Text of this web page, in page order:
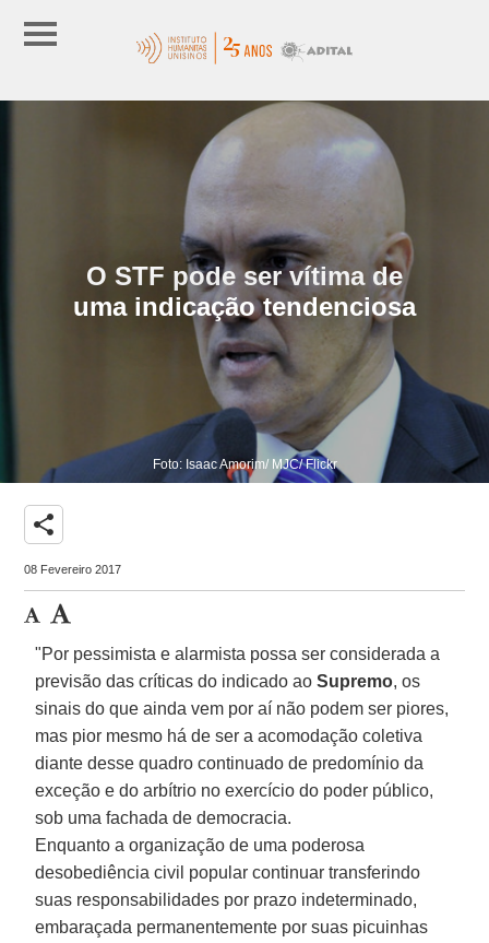
O STF pode ser vítima de
uma indicação tendenciosa
Foto: Isaac Amorim/ MJC/ Flickr
share
08 Fevereiro 2017
"Por pessimista e alarmista possa ser considerada a
previsão das críticas do indicado aoSupremo, os
sinais do que ainda vem por aí não podem ser piores,
mas pior mesmo há de ser a acomodação coletiva
diante desse quadro continuado de predomínio da
exceção e do arbítrio no exercício do poder público,
sob uma fachada de democracia.
Enquanto a organização de uma poderosa
desobediência civil popular continuar transferindo
suas responsabilidades por prazo indeterminado,
embaraçada permanentemente por suas picuinhas